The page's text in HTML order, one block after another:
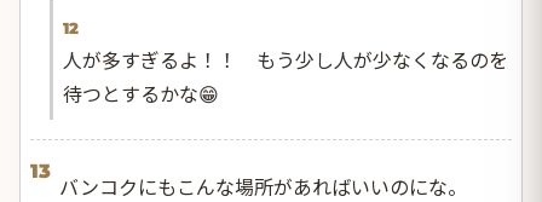
12
人が多すぎるよ！！ もう少し人が少なくなるのを
待つとするかな😁
13
バンコクにもこんな場所があればいいのにな。